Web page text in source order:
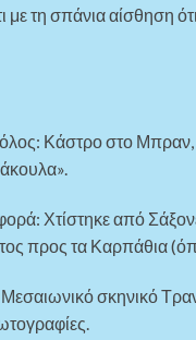
με τη σπάνια αίσθηση
Κάστρο στο Μπραν,
Χτίστηκε από
προς τα Καρπάθια
σκηνικό